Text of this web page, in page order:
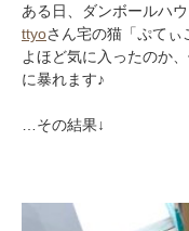
ある日、ダンボールハ
ttyoさん宅の猫「ぷてぃ
よほど気に入ったのか
に暴れます♪
…その結果↓